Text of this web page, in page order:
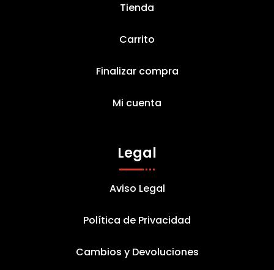
Tienda
Carrito
Finalizar compra
Mi cuenta
Legal
Aviso Legal
Política de Privacidad
Cambios y Devoluciones